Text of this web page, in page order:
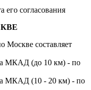
его согласования
Москве составляет
МКАД (до 10 км) - по
МКАД (10 - 20 км) - по